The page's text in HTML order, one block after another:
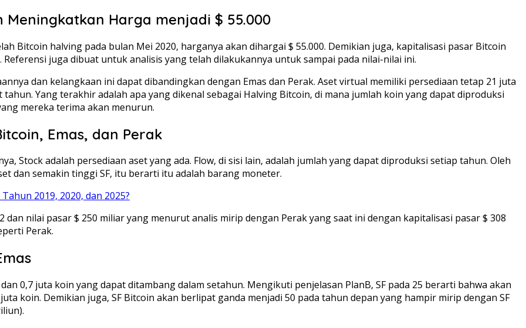
Meningkatkan Harga menjadi $ 55.000
Bitcoin halving pada bulan Mei 2020, harganya akan dihargai $ 55.000. Demikian juga, kapitalisasi pasar Bitcoin
juga dibuat untuk analisis yang telah dilakukannya untuk sampai pada nilai-nilai ini.
dan kelangkaan ini dapat dibandingkan dengan Emas dan Perak. Aset virtual memiliki persediaan tetap 21 juta
Yang terakhir adalah apa yang dikenal sebagai Halving Bitcoin, di mana jumlah koin yang dapat diproduksi
mereka terima akan menurun.
Emas, dan Perak
Stock adalah persediaan aset yang ada. Flow, di sisi lain, adalah jumlah yang dapat diproduksi setiap tahun. Oleh
dan semakin tinggi SF, itu berarti itu adalah barang moneter.
2019, 2020, dan 2025?
dan nilai pasar $ 250 miliar yang menurut analis mirip dengan Perak yang saat ini dengan kapitalisasi pasar $ 308
Perak.
0,7 juta koin yang dapat ditambang dalam setahun. Mengikuti penjelasan PlanB, SF pada 25 berarti bahwa akan
koin. Demikian juga, SF Bitcoin akan berlipat ganda menjadi 50 pada tahun depan yang hampir mirip dengan SF